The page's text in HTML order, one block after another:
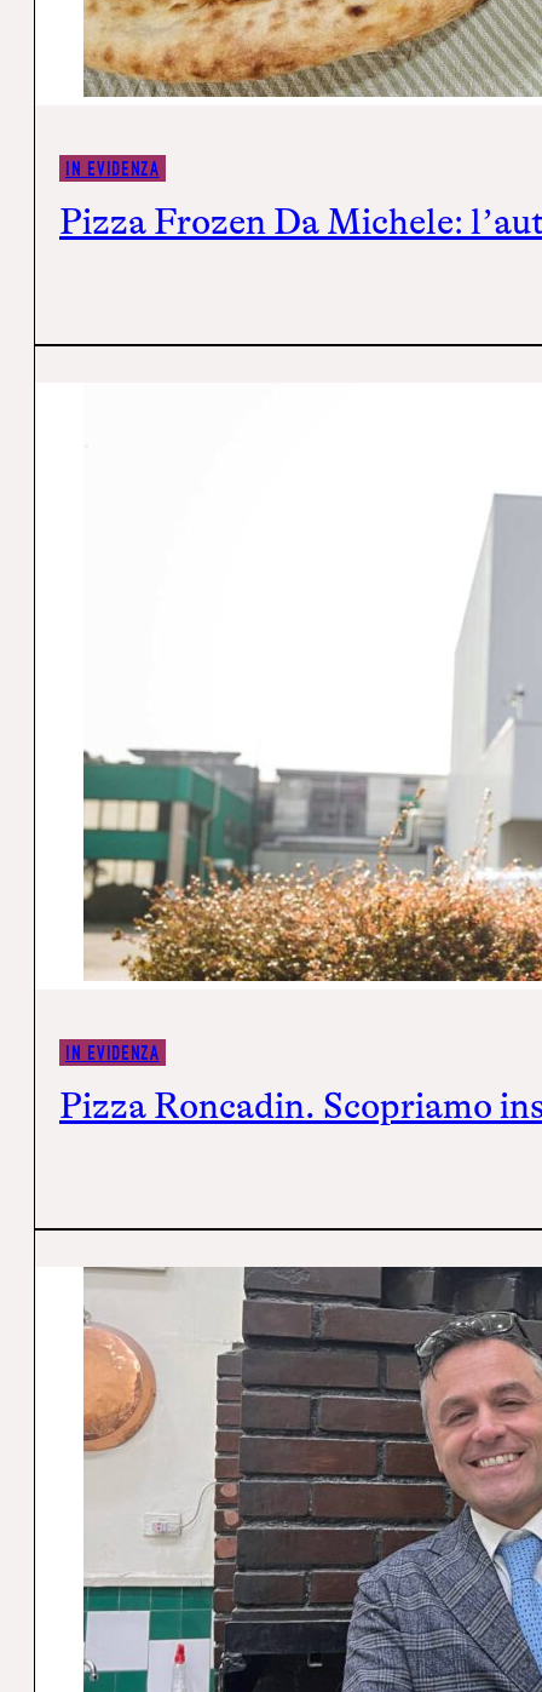
IN EVIDENZA
Pizza Frozen Da Michele:
IN EVIDENZA
Pizza Roncadin. Scopriamo